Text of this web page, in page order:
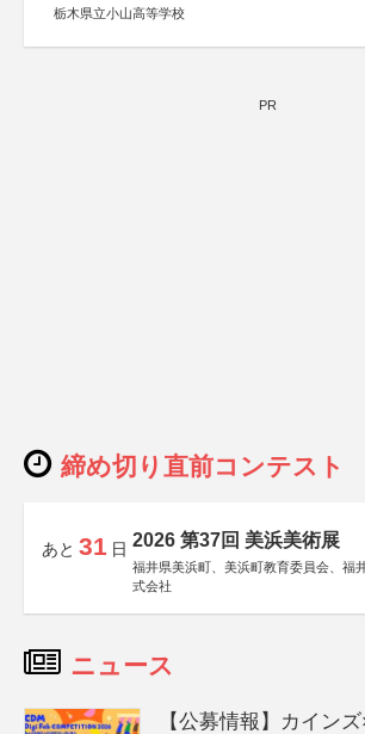
栃木県立小山高等学校
PR
締め切り直前コンテスト
あと 31 日 2026 第37回 美浜美術展
福井県美浜町、美浜町教育委員会、福
式会社
ニュース
【公募情報】カイン